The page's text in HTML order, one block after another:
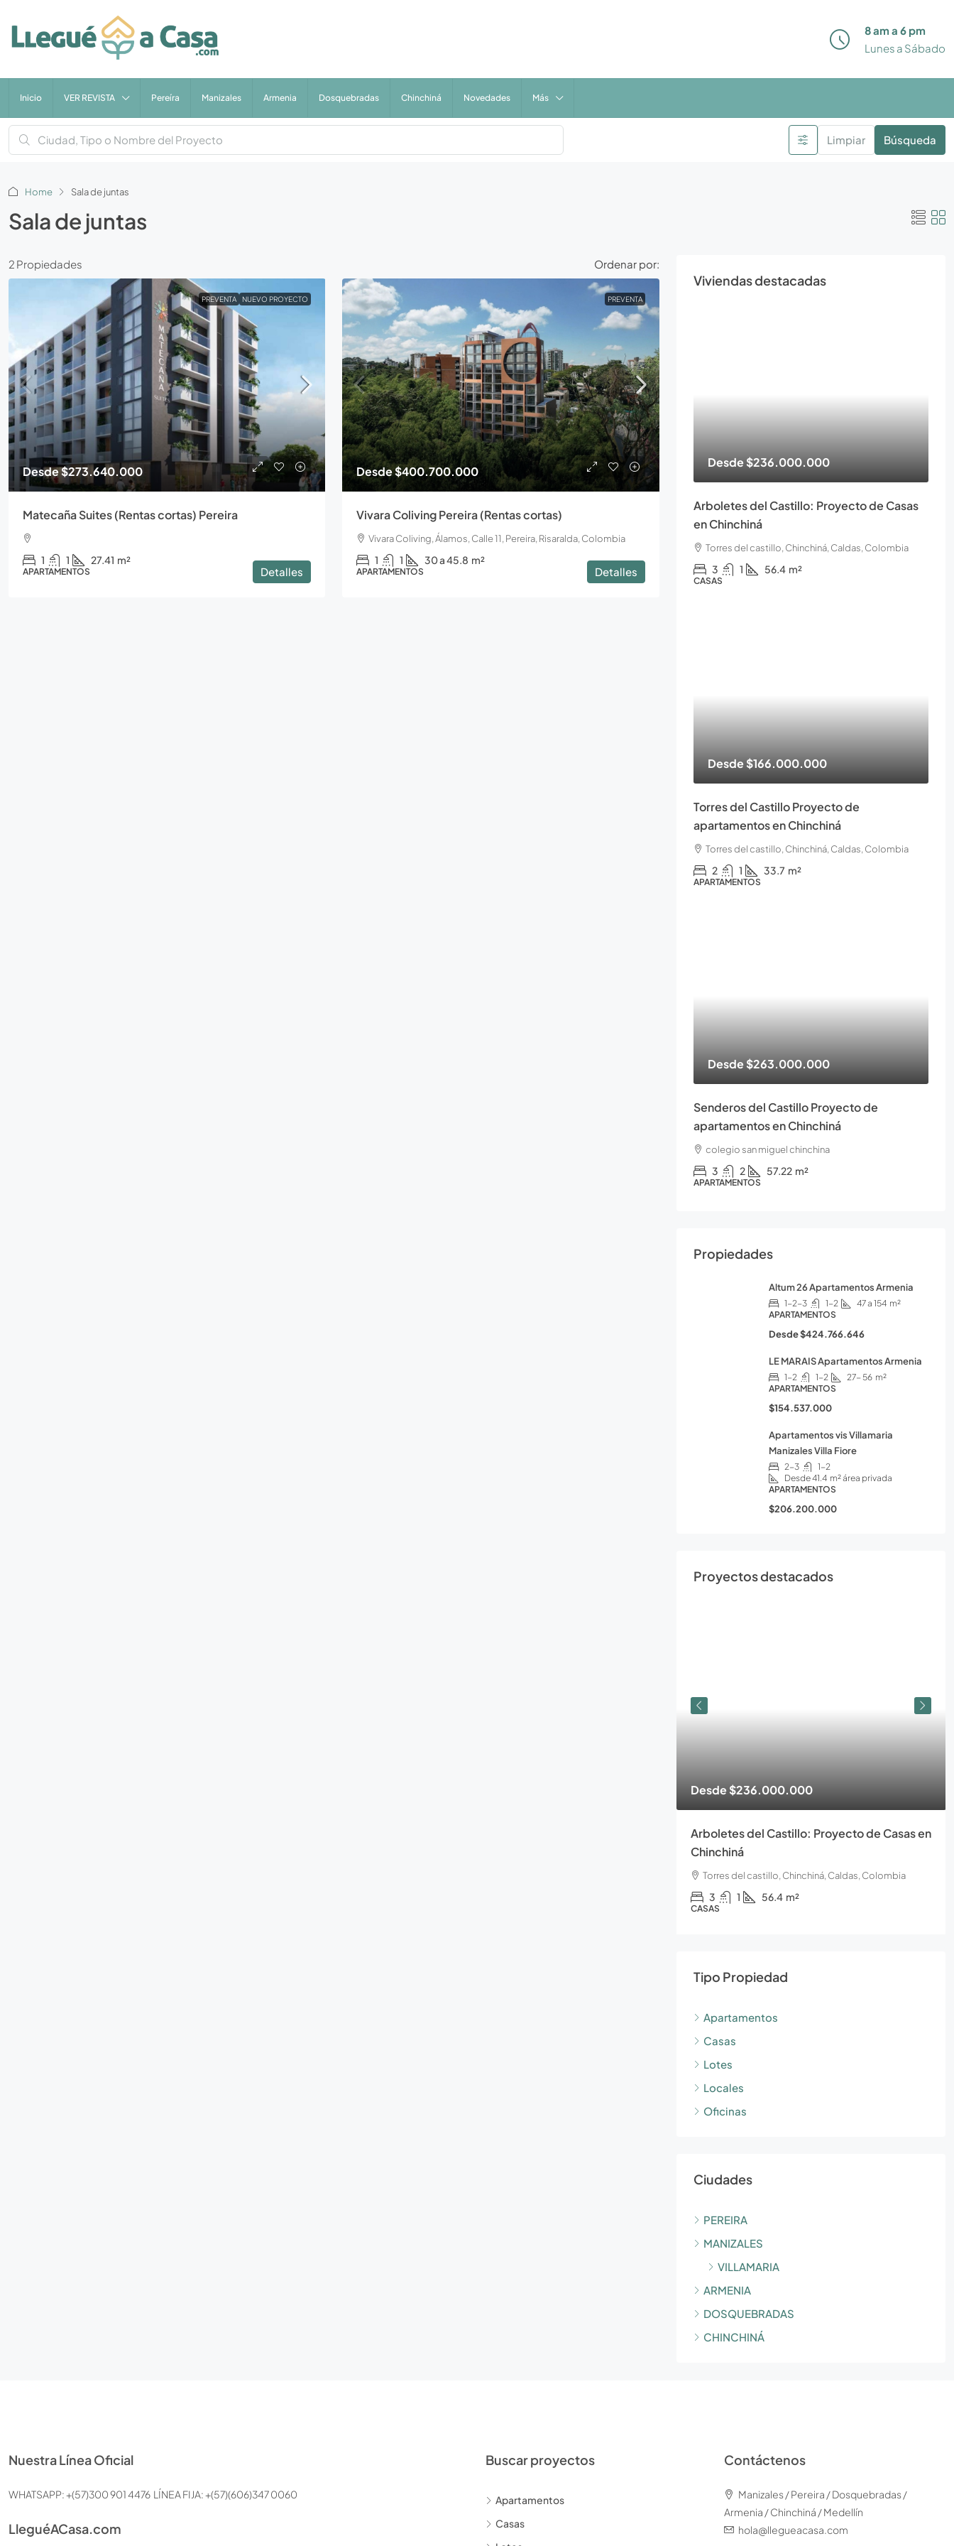
8 am a 6 pm
Lunes a Sábado
Inicio VER REVISTA Pereíra Manizales Armenia Dosquebradas Chinchiná Novedades Más
Limpiar Búsqueda
Home Sala de juntas
Sala de juntas
2 Propiedades Ordenar por:
PREVENTA NUEVO PROYECTO
Desde$273.640.000
Matecaña Suites (Rentas cortas) Pereira
1 1 27.41 m²
APARTAMENTOS Detalles
PREVENTA
Desde$400.700.000
Vivara Coliving Pereira (Rentas cortas)
Vivara Coliving, Álamos, Calle 11, Pereira, Risaralda, Colombia
1 1 30 a 45.8 m²
APARTAMENTOS Detalles
Viviendas destacadas
Desde$236.000.000
Arboletes del Castillo: Proyecto de Casas
en Chinchiná
Torres del castillo, Chinchiná, Caldas, Colombia
3 1 56.4 m²
CASAS
Desde$166.000.000
Torres del Castillo Proyecto de
apartamentos en Chinchiná
Torres del castillo, Chinchiná, Caldas, Colombia
2 1 33.7 m²
APARTAMENTOS
Desde$263.000.000
Senderos del Castillo Proyecto de
apartamentos en Chinchiná
colegio san miguel chinchina
3 2 57.22 m²
APARTAMENTOS
Propiedades
Altum 26 Apartamentos Armenia
1-2-3 1-2 47 a 154 m²
APARTAMENTOS
Desde$424.766.646
LE MARAIS Apartamentos Armenia
1-2 1-2 27- 56 m²
APARTAMENTOS
$154.537.000
Apartamentos vis Villamaria
Manizales Villa Fiore
2-3
1-2
Desde 41.4 m² área privada
APARTAMENTOS
$206.200.000
Proyectos destacados
Desde$236.000.000
Arboletes del Castillo: Proyecto de Casas en
Chinchiná
Torres del castillo, Chinchiná, Caldas, Colombia
3 1 56.4 m²
CASAS
Tipo Propiedad
Apartamentos
Casas
Lotes
Locales
Oficinas
Ciudades
PEREIRA
MANIZALES
VILLAMARIA
ARMENIA
DOSQUEBRADAS
CHINCHINÁ
Nuestra Línea Oficial
WHATSAPP: +(57)300 901 4476 LÍNEA FIJA: +(57)(606)347 0060
LleguéACasa.com
Buscar proyectos
Apartamentos
Casas
Contáctenos
Manizales / Pereira / Dosquebradas /
Armenia / Chinchiná / Medellín
hola@llegueacasa.com